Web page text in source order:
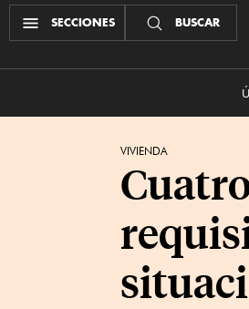
SECCIONES BUSCAR
VIVIENDA